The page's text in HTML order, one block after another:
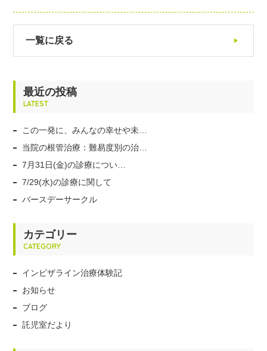
一覧に戻る
最近の投稿
LATEST
この一発に、みんなの幸せや未…
当院の根管治療：難易度別の治…
7月31日(金)の診療につい…
7/29(水)の診療に関して
バースデーサークル
カテゴリー
CATEGORY
インビザライン治療体験記
お知らせ
ブログ
託児室だより